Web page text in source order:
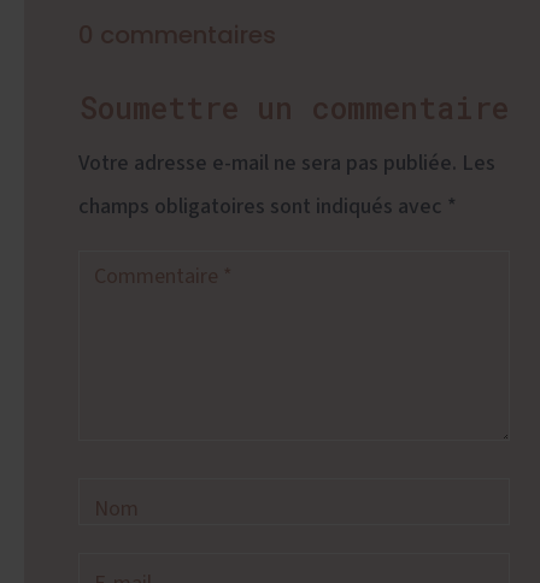
Votre adresse e-mail ne sera pas publiée. Les
champs obligatoires sont indiqués avec *